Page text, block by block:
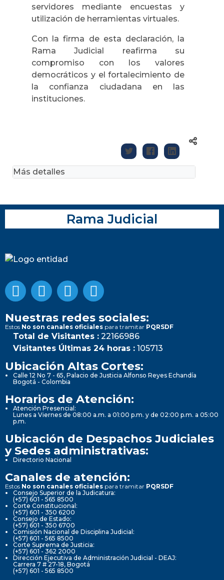
servidores mediante encuestas y
utilización de herramientas virtuales.
Con la firma de esta declaración, la
Rama Judicial reafirma su
compromiso con los valores
democráticos y el fortalecimiento de
la confianza ciudadana en las
instituciones.
Más detalles
Rama Judicial
Nuestras redes sociales:
Estos No son canales oficiales para tramitar PQRSDF
Total de Visitantes : 22166986
Visitantes Últimas 24 horas : 105713
Ubicación Altas Cortes:
Calle 12 No 7 - 65, Palacio de Justicia Alfonso Reyes Echandía
Bogotá - Colombia
Horarios de Atención:
Atención Presencial:
Lunes a Viernes de 08:00 a.m. a 01:00 p.m. y de 02:00 p.m. a 05:00
p.m.
Ubicación de Despachos Judiciales
y Sedes administrativas:
Directorio Nacional
Canales de atención:
Estos No son canales oficiales para tramitar PQRSDF
Consejo Superior de la Judicatura:
(+57) 601 - 565 8500
Corte Constitucional:
(+57) 601 - 350 6200
Consejo de Estado:
(+57) 601 - 350 6700
Comisión Nacional de Disciplina Judicial:
(+57) 601 - 565 8500
Corte Suprema de Justicia:
(+57) 601 - 362 2000
Dirección Ejecutiva de Administración Judicial - DEAJ:
Carrera 7 # 27-18, Bogotá
(+57) 601 - 565 8500